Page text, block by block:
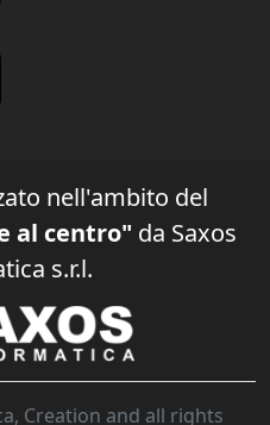
nell'ambito del
al centro" da Saxos
s.r.l.
Creation and all rights